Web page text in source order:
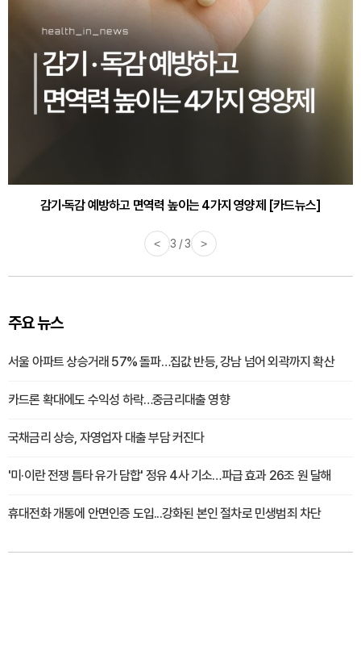
감기·독감 예방하고 면역력 높이는 4가지 영양제 [카드뉴스]
< 3 / 3 >
주요 뉴스
서울 아파트 상승거래 57% 돌파…집값 반등, 강남 넘어 외곽까지 확산
카드론 확대에도 수익성 하락…중금리대출 영향
국채금리 상승, 자영업자 대출 부담 커진다
'미·이란 전쟁 틈타 유가 담합' 정유 4사 기소…파급 효과 26조 원 달해
휴대전화 개통에 안면인증 도입...강화된 본인 절차로 민생범죄 차단